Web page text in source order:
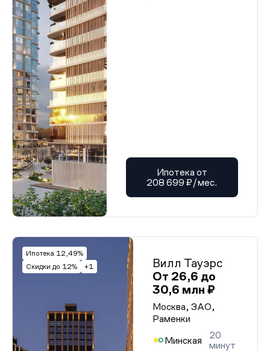
Ипотека от
208 699 ₽/мес.
Ипотека 12,49%
Скидки до 12%
+1
Вилл Тауэрс
От 26,6 до
30,6 млн ₽
Москва, ЗАО,
Раменки
Минская
20
минут